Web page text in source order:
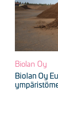
Biolan Oy
Biolan Oy